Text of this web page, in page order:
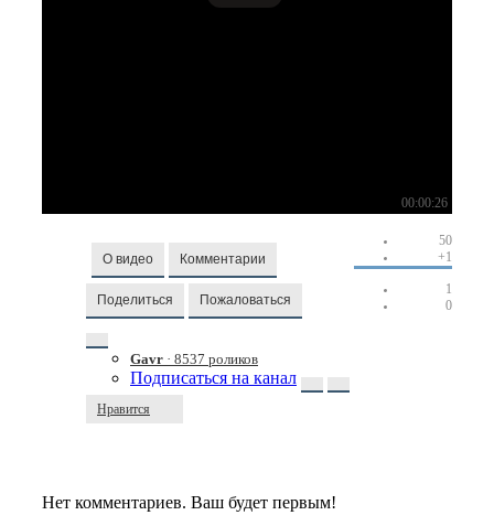
00:00:26
О видео Комментарии
Поделиться Пожаловаться
Gavr · 8537 роликов
Подписаться на канал
Нравится
50
+1
1
0
Нет комментариев. Ваш будет первым!